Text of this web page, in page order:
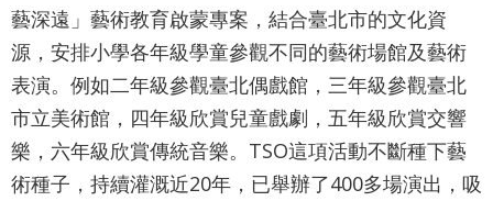
藝深遠」藝術教育啟蒙專案，結合臺北市的文化資
源，安排小學各年級學童參觀不同的藝術場館及藝術
表演。例如二年級參觀臺北偶戲館，三年級參觀臺北
市立美術館，四年級欣賞兒童戲劇，五年級欣賞交響
樂，六年級欣賞傳統音樂。TSO這項活動不斷種下藝
術種子，持續灌溉近20年，已舉辦了400多場演出，吸